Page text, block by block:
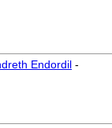
Endordil -